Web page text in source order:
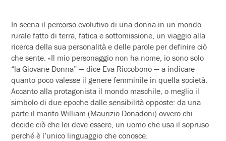
In scena il percorso evolutivo di una donna in un mondo
rurale fatto di terra, fatica e sottomissione, un viaggio alla
ricerca della sua personalità e delle parole per definire ciò
che sente. «Il mio personaggio non ha nome, io sono solo
“la Giovane Donna” — dice Eva Riccobono — a indicare
quanto poco valesse il genere femminile in quella società.
Accanto alla protagonista il mondo maschile, o meglio il
simbolo di due epoche dalle sensibilità opposte: da una
parte il marito William (Maurizio Donadoni) ovvero chi
decide ciò che lei deve essere, un uomo che usa il sopruso
perché è l’unico linguaggio che conosce.